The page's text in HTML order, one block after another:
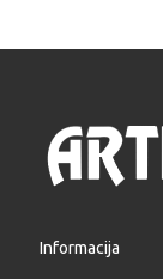
Informacija